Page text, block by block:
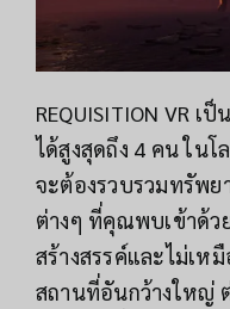
REQUISITION VR เ
ได้สูงสุดถึง 4 คน ใน
จะต้องรวบรวมทรัพย
ต่างๆ ที่คุณพบเข้าด้ว
สร้างสรรค์และไม่เห
สถานที่อันกว้างใหญ่